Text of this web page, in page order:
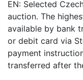
EN: Selected
auction. The
available by bank
or debit card via
payment
transferred after